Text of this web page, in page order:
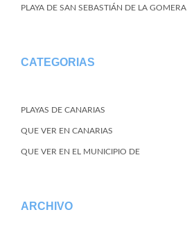
PLAYA DE SAN SEBASTIÁN DE LA GOMERA
CATEGORIAS
PLAYAS DE CANARIAS
QUE VER EN CANARIAS
QUE VER EN EL MUNICIPIO DE
ARCHIVO